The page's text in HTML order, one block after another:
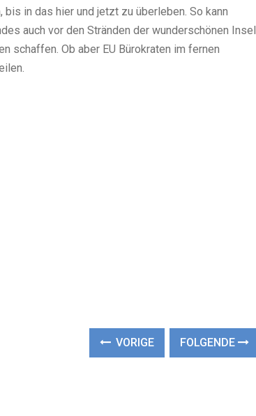
in das hier und jetzt zu überleben. So kann
auch vor den Stränden der wunderschönen Insel
schaffen. Ob aber EU Bürokraten im fernen
VORIGE FOLGENDE